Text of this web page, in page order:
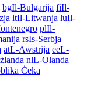
bgIl-Bulgarija fiIl-
ltIl-Litwanja luIl-
plIl-
rsIs-Serbja
atL-Awstrija eeL-
nlL-Olanda
Ċeka